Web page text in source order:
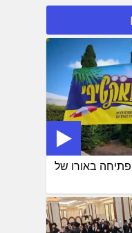
באורו של